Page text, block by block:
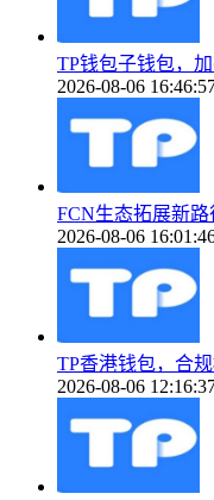
TP钱包子钱包，
2026-08-06
FCN生态拓展新路
2026-08-06
TP香港钱包，合
2026-08-06